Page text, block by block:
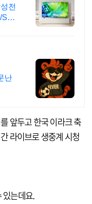
전
S,
난
앞두고 한국 이라크 축
라이브로 생중계 시청
있는데요.